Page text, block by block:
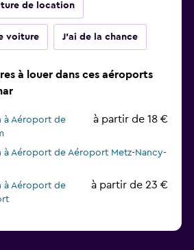
de location
voiture J'ai de la chance
à louer dans ces aéroports
à Aéroport de
à partir de 18 €
à Aéroport de Aéroport Metz-Nancy-
à Aéroport de
à partir de 23 €